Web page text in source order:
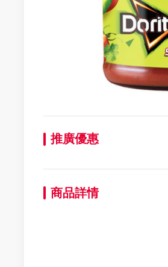
推廣優惠
商品詳情